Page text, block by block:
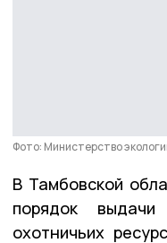
Фото: Министерство
В Тамбовской
порядок
охотничьих